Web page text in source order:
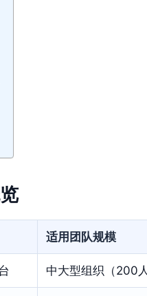
适用团队规模
中大型组织（200